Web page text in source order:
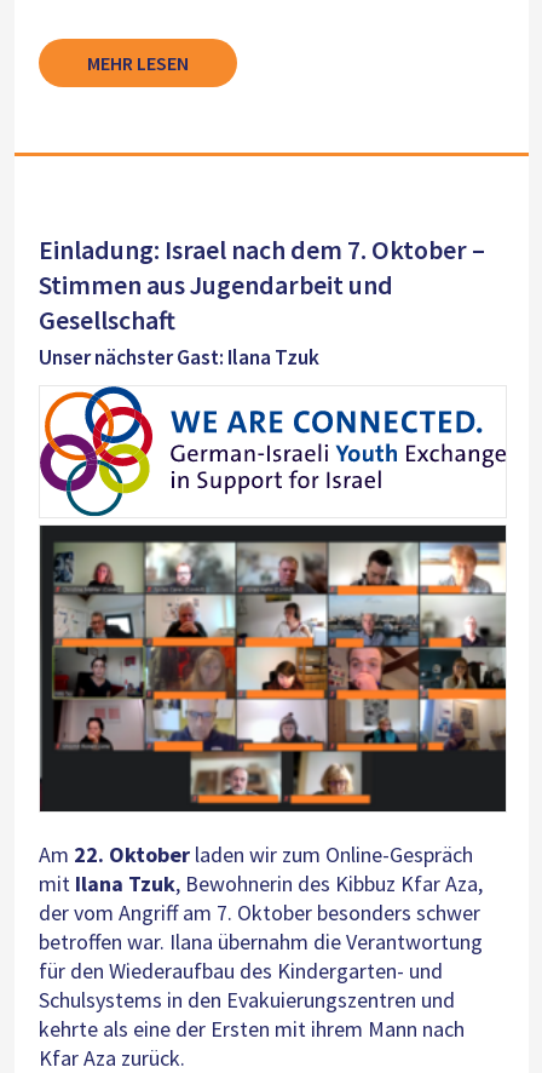
MEHR LESEN
Einladung: Israel nach dem 7. Oktober –
Stimmen aus Jugendarbeit und
Gesellschaft
Unser nächster Gast: Ilana Tzuk
Am 22. Oktoberladen wir zum Online-Gespräch
mit Ilana Tzuk, Bewohnerin des Kibbuz Kfar Aza,
der vom Angriff am 7. Oktober besonders schwer
betroffen war. Ilana übernahm die Verantwortung
für den Wiederaufbau des Kindergarten- und
Schulsystems in den Evakuierungszentren und
kehrte als eine der Ersten mit ihrem Mann nach
Kfar Aza zurück.